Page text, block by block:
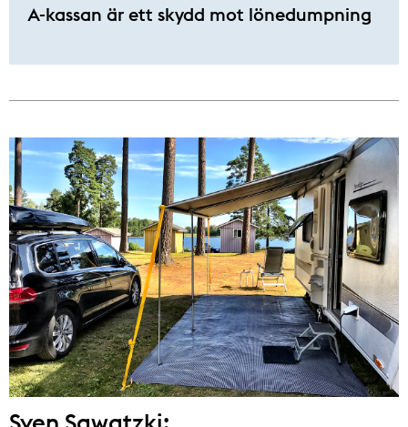
A-kassan är ett skydd mot lönedumpning